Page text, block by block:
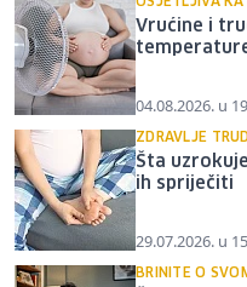
Vrućine i
04.08.2026. u
ZDRAVLJE
Šta
ih spriječiti
29.07.2026. u
BRINITE O